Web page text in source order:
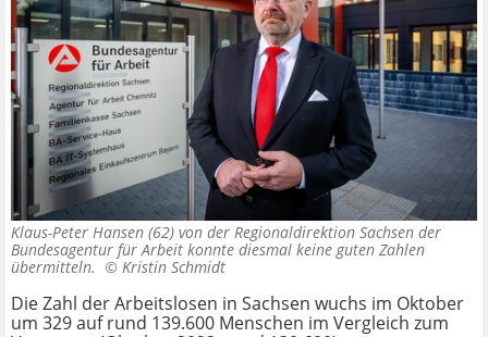
Klaus-Peter Hansen (62) von der Regionaldirektion Sachsen der
Bundesagentur für Arbeit konnte diesmal keine guten Zahlen
übermitteln. © Kristin Schmidt
Die Zahl der Arbeitslosen in Sachsen wuchs im Oktober
um 329 auf rund 139.600 Menschen im Vergleich zum